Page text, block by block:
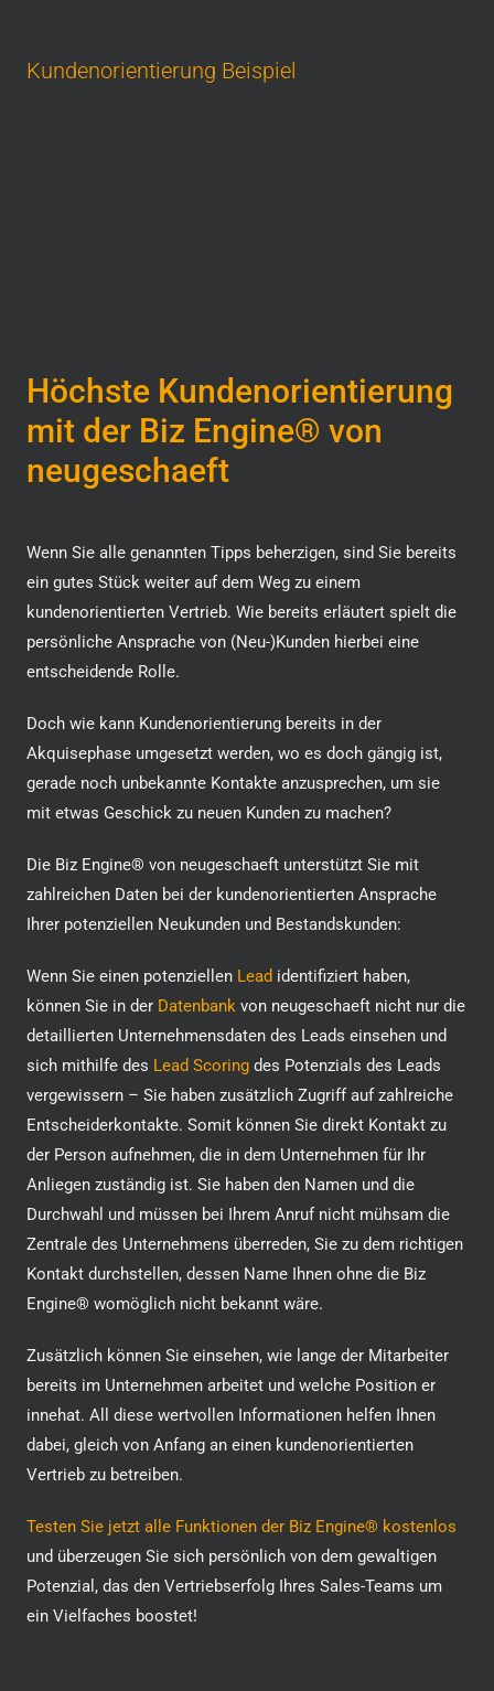
Kundenorientierung Beispiel
Höchste Kundenorientierung
mit der Biz Engine® von
neugeschaeft
Wenn Sie alle genannten Tipps beherzigen, sind Sie bereits
ein gutes Stück weiter auf dem Weg zu einem
kundenorientierten Vertrieb. Wie bereits erläutert spielt die
persönliche Ansprache von (Neu-)Kunden hierbei eine
entscheidende Rolle.
Doch wie kann Kundenorientierung bereits in der
Akquisephase umgesetzt werden, wo es doch gängig ist,
gerade noch unbekannte Kontakte anzusprechen, um sie
mit etwas Geschick zu neuen Kunden zu machen?
Die Biz Engine® von neugeschaeft unterstützt Sie mit
zahlreichen Daten bei der kundenorientierten Ansprache
Ihrer potenziellen Neukunden und Bestandskunden:
Wenn Sie einen potenziellen Lead identifiziert haben,
können Sie in der Datenbankvon neugeschaeft nicht nur die
detaillierten Unternehmensdaten des Leads einsehen und
sich mithilfe des Lead Scoringdes Potenzials des Leads
vergewissern – Sie haben zusätzlich Zugriff auf zahlreiche
Entscheiderkontakte. Somit können Sie direkt Kontakt zu
der Person aufnehmen, die in dem Unternehmen für Ihr
Anliegen zuständig ist. Sie haben den Namen und die
Durchwahl und müssen bei Ihrem Anruf nicht mühsam die
Zentrale des Unternehmens überreden, Sie zu dem richtigen
Kontakt durchstellen, dessen Name Ihnen ohne die Biz
Engine® womöglich nicht bekannt wäre.
Zusätzlich können Sie einsehen, wie lange der Mitarbeiter
bereits im Unternehmen arbeitet und welche Position er
innehat. All diese wertvollen Informationen helfen Ihnen
dabei, gleich von Anfang an einen kundenorientierten
Vertrieb zu betreiben.
Testen Sie jetzt alle Funktionen der Biz Engine® kostenlos
und überzeugen Sie sich persönlich von dem gewaltigen
Potenzial, das den Vertriebserfolg Ihres Sales-Teams um
ein Vielfaches boostet!